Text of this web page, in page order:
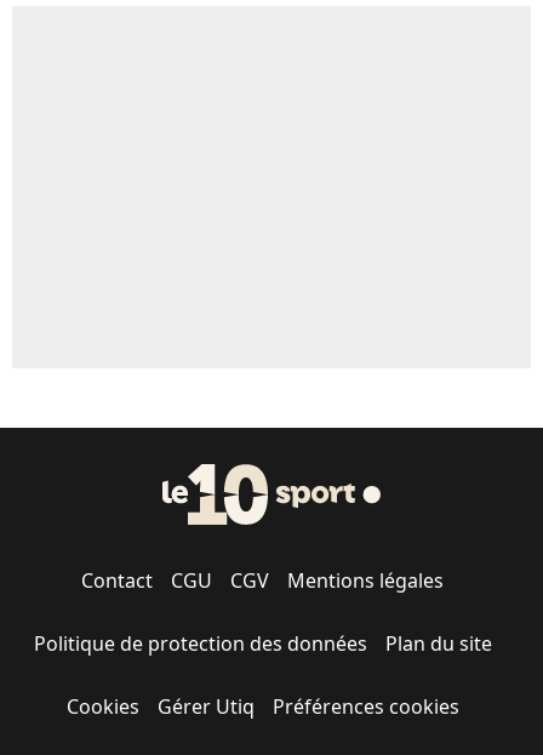
Contact CGU CGV Mentions légales
Politique de protection des données Plan du site
Cookies Gérer Utiq Préférences cookies